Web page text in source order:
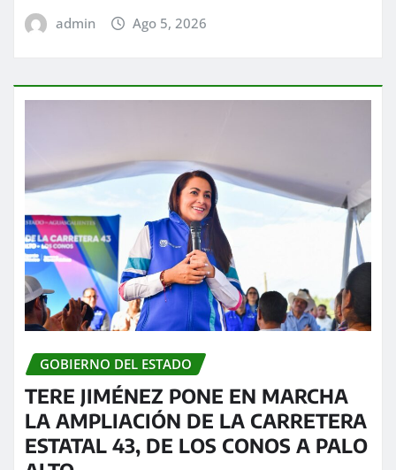
admin Ago 5, 2026
GOBIERNO DEL ESTADO
TERE JIMÉNEZ PONE EN MARCHA
LA AMPLIACIÓN DE LA CARRETERA
ESTATAL 43, DE LOS CONOS A PALO